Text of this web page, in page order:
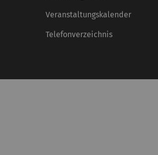
Veranstaltungskalender
Telefonverzeichnis